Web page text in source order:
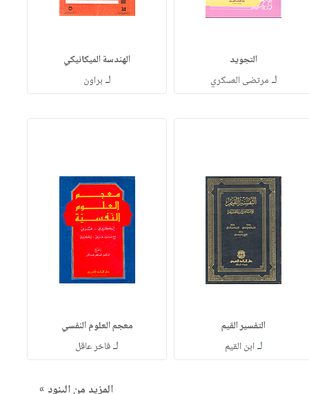
التجويد
لـ مرتضى العسكري
الهندسة الميكانيكي
لـ براون
التفسير القيم
لـ ابن القيم
معجم العلوم النفسي
لـفاخر عاقل